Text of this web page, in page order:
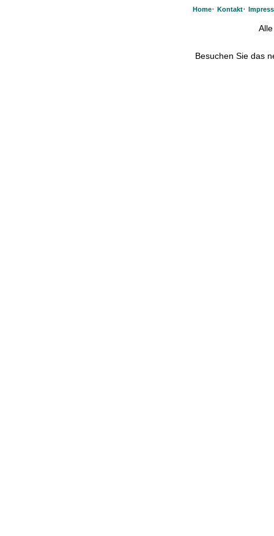
Home· Kontakt·
Besuchen Sie das